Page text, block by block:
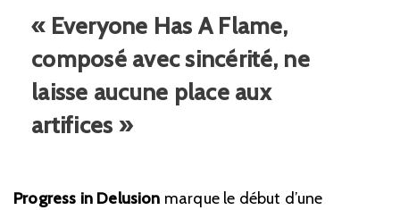
« Everyone Has A Flame,
composé avec sincérité, ne
laisse aucune place aux
artifices »
Progress in Delusion marque le début d’une